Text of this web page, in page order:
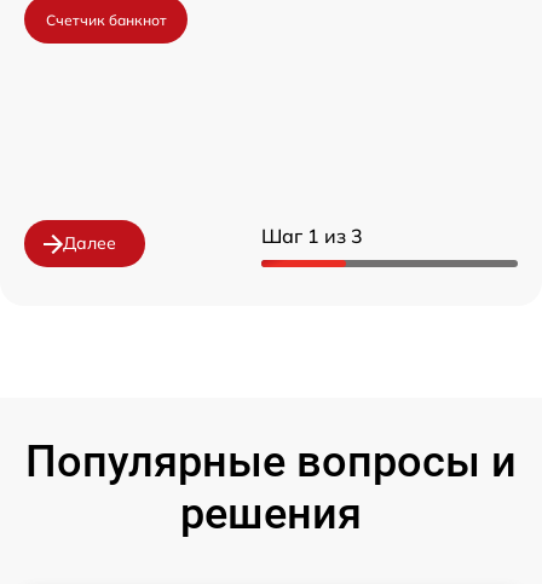
Шаг 1 из 3
Счетчик банкнот
Далее
Популярные вопросы и
решения